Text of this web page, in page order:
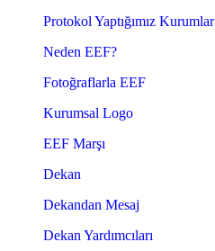
Protokol Yaptığımız Kurumlar
Neden EEF?
Fotoğraflarla EEF
Kurumsal Logo
EEF Marşı
Dekan
Dekandan Mesaj
Dekan Yardımcıları